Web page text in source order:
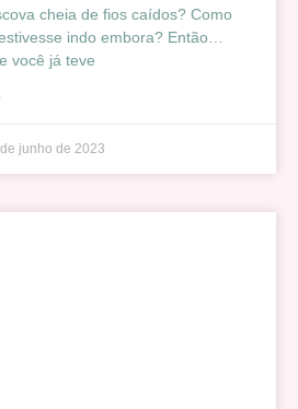
cheia de fios caídos? Como
indo embora? Então…
você já teve
junho de 2023